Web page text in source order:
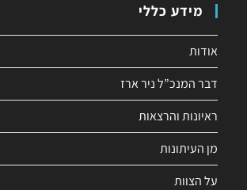
מידע כללי
אודות
דבר המנכ”ל ניר ארז
ראיונות והרצאות
מן העיתונות
על הצוות